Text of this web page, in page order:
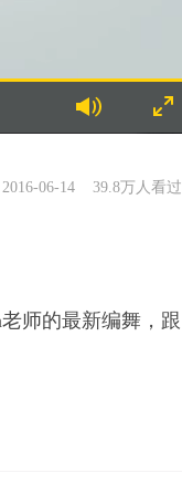
2016-06-14 39.8万人看过
师的最新编舞，跟